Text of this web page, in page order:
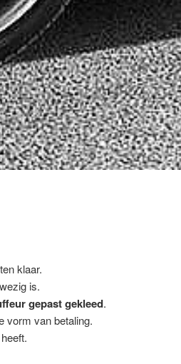
klaar.
is.
gepast gekleed.
vorm van betaling.